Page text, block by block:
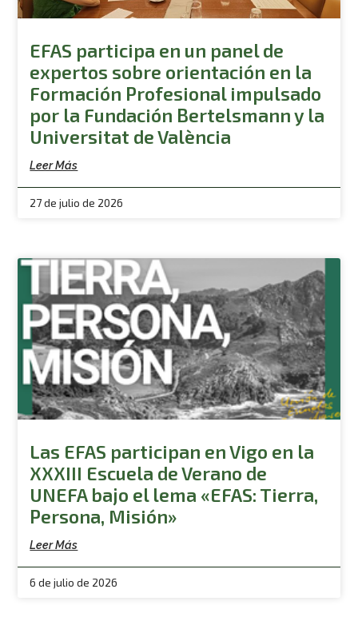
EFAS participa en un panel de
expertos sobre orientación en la
Formación Profesional impulsado
por la Fundación Bertelsmann y la
Universitat de València
Leer Más
27 de julio de 2026
Las EFAS participan en Vigo en la
XXXIII Escuela de Verano de
UNEFA bajo el lema «EFAS: Tierra,
Persona, Misión»
Leer Más
6 de julio de 2026